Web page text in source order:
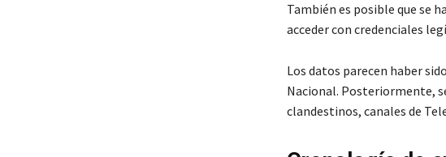
También es posible que se
acceder con credenciales
Los datos parecen haber
Nacional. Posteriormente,
clandestinos, canales de